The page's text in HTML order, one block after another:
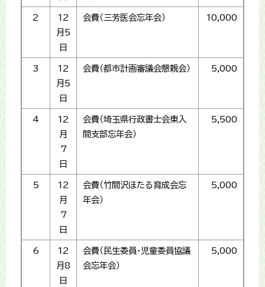
2
12
月5
日
会費（三芳医会忘年会） 10,000
3
12
月5
日
会費（都市計画審議会懇親会） 5,000
4
12
月
7
日
会費（埼玉県行政書士会東入
間支部忘年会）
5,500
5
12
月
7
日
会費（竹間沢ほたる育成会忘
年会）
5,000
6
12
月8
日
会費（民生委員・児童委員協議
会忘年会）
5,000